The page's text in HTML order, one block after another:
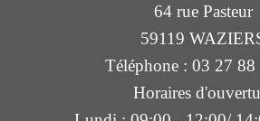
64 rue Pasteur
59119
Téléphone : 03 27 88
Horaires